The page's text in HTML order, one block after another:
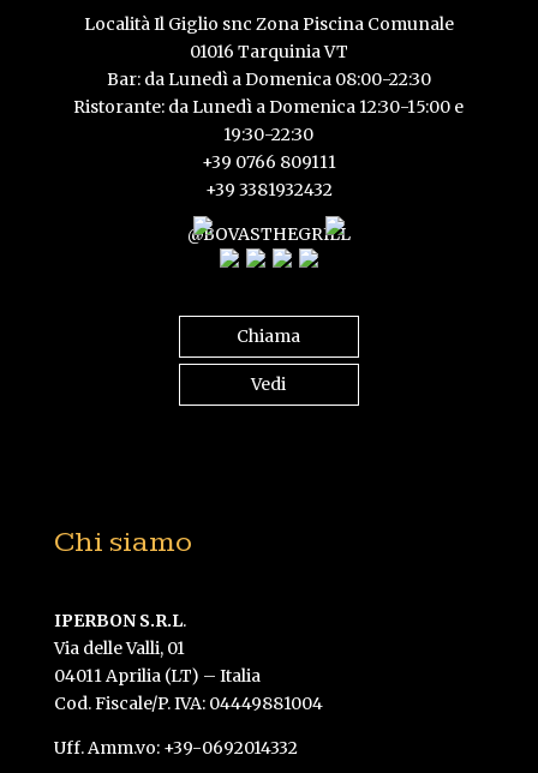
Località Il Giglio snc Zona Piscina Comunale
01016 Tarquinia VT
Bar: da Lunedì a Domenica 08:00-22:30
Ristorante: da Lunedì a Domenica 12:30-15:00 e
19:30-22:30
+39 0766 809111
+39 3381932432
@BOVASTHEGRILL
Chiama
Vedi
Chi siamo
IPERBON S.R.L.
Via delle Valli, 01
04011 Aprilia (LT) – Italia
Cod. Fiscale/P. IVA: 04449881004
Uff. Amm.vo: +39-0692014332